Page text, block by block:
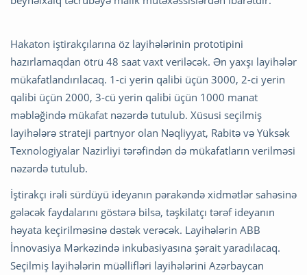
Hakaton iştirakçılarına öz layihələrinin prototipini
hazırlamaqdan ötrü 48 saat vaxt veriləcək. Ən yaxşı layihələr
mükafatlandırılacaq. 1-ci yerin qalibi üçün 3000, 2-ci yerin
qalibi üçün 2000, 3-cü yerin qalibi üçün 1000 manat
məbləğində mükafat nəzərdə tutulub. Xüsusi seçilmiş
layihələrə strateji partnyor olan Nəqliyyat, Rabitə və Yüksək
Texnologiyalar Nazirliyi tərəfindən də mükafatların verilməsi
nəzərdə tutulub.
İştirakçı irəli sürdüyü ideyanın pərakəndə xidmətlər sahəsinə
gələcək faydalarını göstərə bilsə, təşkilatçı tərəf ideyanın
həyata keçirilməsinə dəstək verəcək. Layihələrin ABB
İnnovasiya Mərkəzində inkubasiyasına şərait yaradılacaq.
Seçilmiş layihələrin müəllifləri layihələrini Azərbaycan